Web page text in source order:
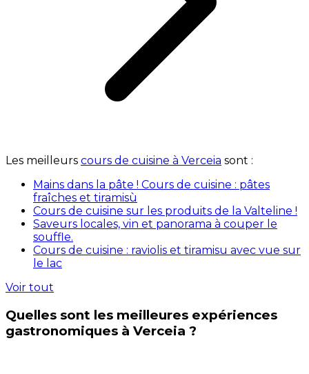
Les meilleurs cours de cuisine à Verceia sont :
Mains dans la pâte ! Cours de cuisine : pâtes
fraîches et tiramisù
Cours de cuisine sur les produits de la Valteline !
Saveurs locales, vin et panorama à couper le
souffle.
Cours de cuisine : raviolis et tiramisu avec vue sur
le lac
Voir tout
Quelles sont les meilleures expériences
gastronomiques à Verceia ?